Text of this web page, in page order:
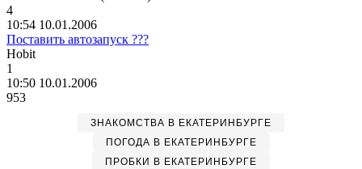
4
10:54 10.01.2006
Поставить автозапуск ???
Hobit
1
10:50 10.01.2006
953
ЗНАКОМСТВА В ЕКАТЕРИНБУРГЕ
ПОГОДА В ЕКАТЕРИНБУРГЕ
ПРОБКИ В ЕКАТЕРИНБУРГЕ